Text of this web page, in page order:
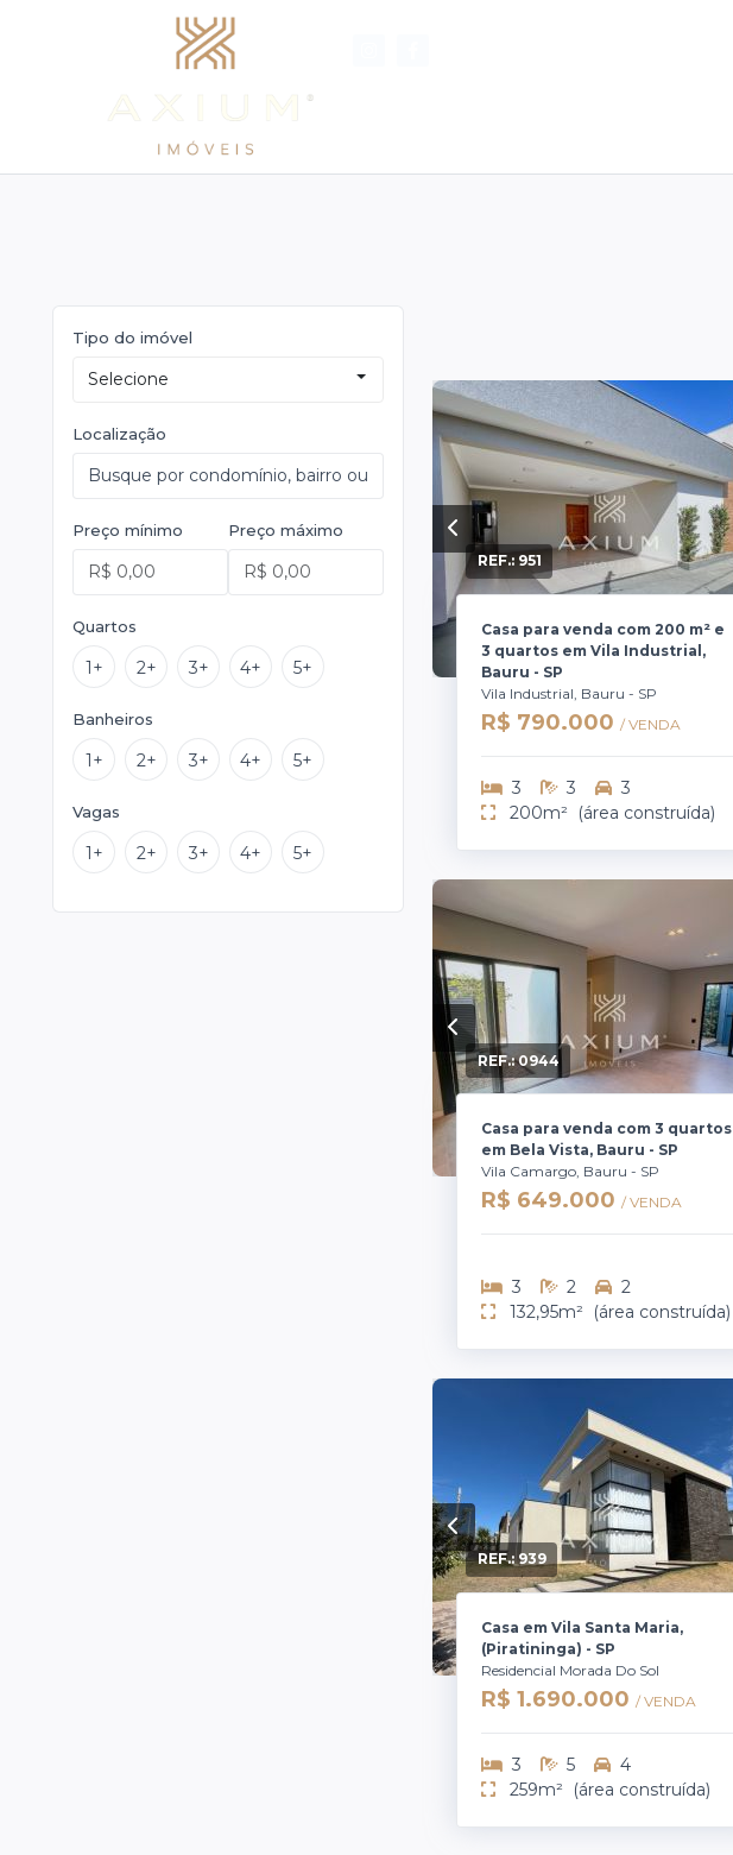
Tipo do imóvel
Selecione
Localização
Preço mínimo Preço máximo
Quartos
1+ 2+ 3+ 4+ 5+
Banheiros
1+ 2+ 3+ 4+ 5+
Vagas
1+ 2+ 3+ 4+ 5+
REF.: 951
Casa para venda com 200 m² e
3 quartos em Vila Industrial,
Bauru - SP
Vila Industrial, Bauru - SP
R$ 790.000 / VENDA
3 3
3
200m²
(área construída)
REF.:0944
Casa para venda com 3 quartos
em Bela Vista, Bauru - SP
Vila Camargo, Bauru - SP
R$ 649.000 / VENDA
3 2
2
132,95m²
(área construída)
REF.:939
Casa em Vila Santa Maria,
(Piratininga) - SP
Residencial Morada Do Sol
R$ 1.690.000 / VENDA
3 5
4
259m²
(área construída)